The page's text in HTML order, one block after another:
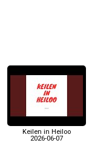
Keilen in Heiloo
2026-06-07